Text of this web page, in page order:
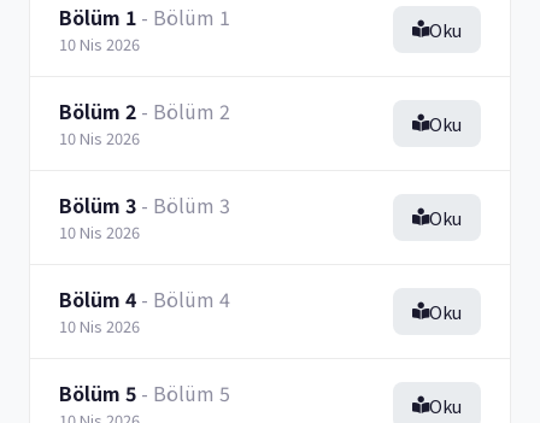
Bölüm 1 - Bölüm 1
10 Nis 2026
Oku
Bölüm 2 - Bölüm 2
10 Nis 2026
Oku
Bölüm 3 - Bölüm 3
10 Nis 2026
Oku
Bölüm 4 - Bölüm 4
10 Nis 2026
Oku
Bölüm 5 - Bölüm 5 Oku